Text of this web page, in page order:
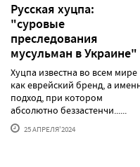
Русская хуцпа:
"суровые
преследования
мусульман в Украине"
Хуцпа известна во всем мире
как еврейский бренд, а
подход, при котором
абсолютно беззастенчи......
25 АПРЕЛЯ'2024